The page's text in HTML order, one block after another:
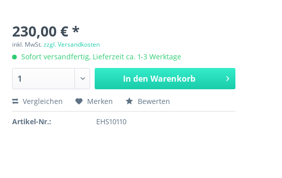
230,00 € *
inkl. MwSt.zzgl. Versandkosten
Sofort versandfertig, Lieferzeit ca. 1-3 Werktage
In den Warenkorb
Vergleichen Merken Bewerten
Artikel-Nr.: EHS10110